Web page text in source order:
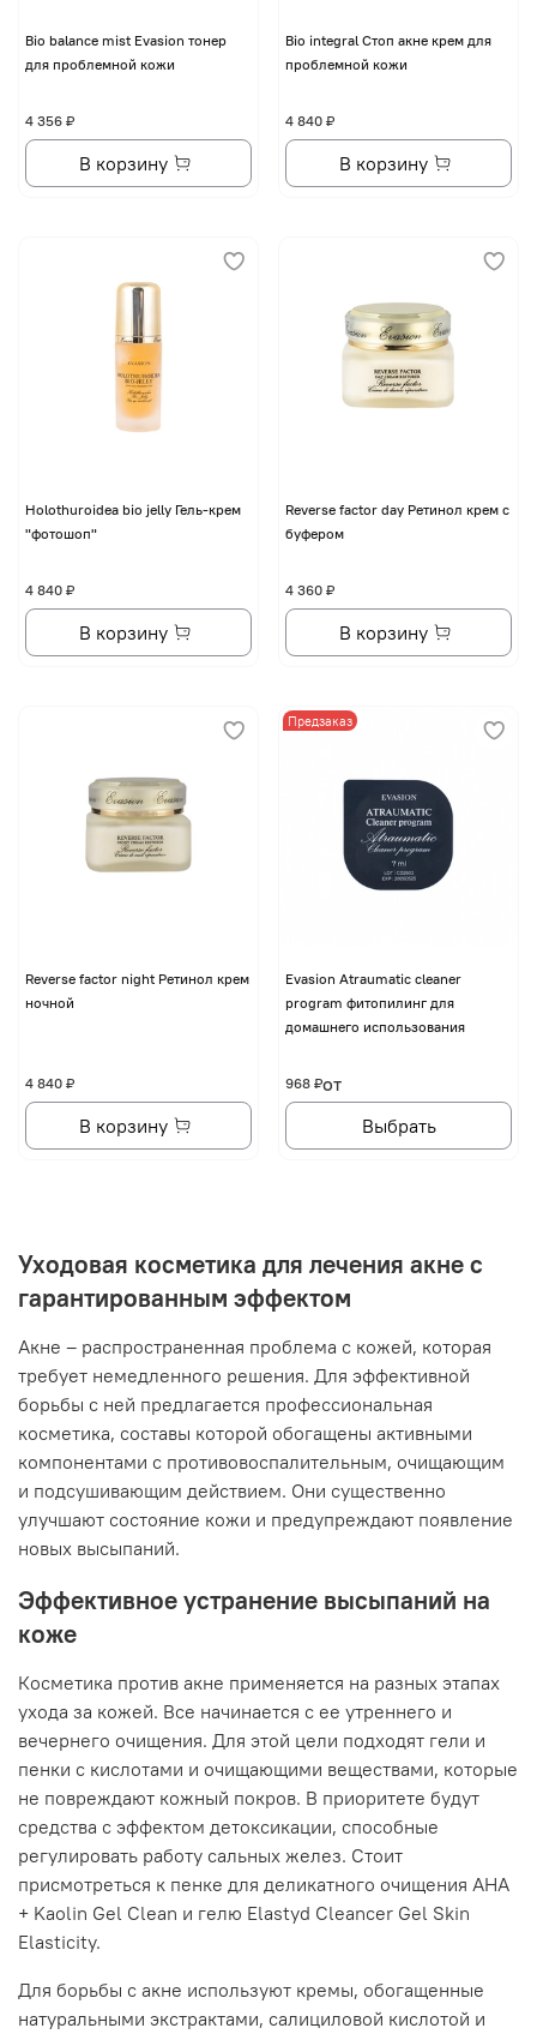
Bio balance mist Evasion тонер
для проблемной кожи
4 356 ₽
В корзину
Bio integral Стоп акне крем для
проблемной кожи
4 840 ₽
В корзину
Holothuroidea bio jelly Гель-крем
"фотошоп"
4 840 ₽
В корзину
Reverse factor day Ретинол крем с
буфером
4 360 ₽
В корзину
Reverse factor night Ретинол крем
ночной
4 840 ₽
В корзину
Предзаказ
Evasion Atraumatic cleaner
program фитопилинг для
домашнего использования
от
968 ₽
Выбрать
Уходовая косметика для лечения акне с
гарантированным эффектом
Акне – распространенная проблема с кожей, которая
требует немедленного решения. Для эффективной
борьбы с ней предлагается профессиональная
косметика, составы которой обогащены активными
компонентами с противовоспалительным, очищающим
и подсушивающим действием. Они существенно
улучшают состояние кожи и предупреждают появление
новых высыпаний.
Эффективное устранение высыпаний на
коже
Косметика против акне применяется на разных этапах
ухода за кожей. Все начинается с ее утреннего и
вечернего очищения. Для этой цели подходят гели и
пенки с кислотами и очищающими веществами, которые
не повреждают кожный покров. В приоритете будут
средства с эффектом детоксикации, способные
регулировать работу сальных желез. Стоит
присмотреться к пенке для деликатного очищения AHA
+ Kaolin Gel Clean и гелю Elastyd Cleancer Gel Skin
Elasticity.
Для борьбы с акне используют кремы, обогащенные
натуральными экстрактами, салициловой кислотой и